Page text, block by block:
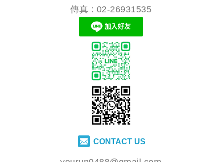
傳真 : 02-26931535
CONTACT US